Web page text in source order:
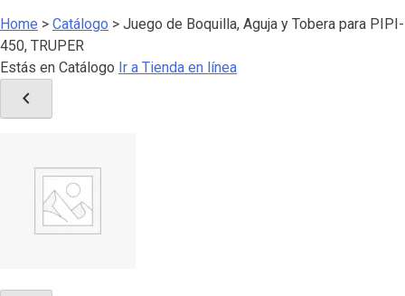
Home > Catálogo > Juego de Boquilla, Aguja y Tobera para PIPI-
450, TRUPER
Estás en Catálogo Ir a Tienda en línea
chevron_left